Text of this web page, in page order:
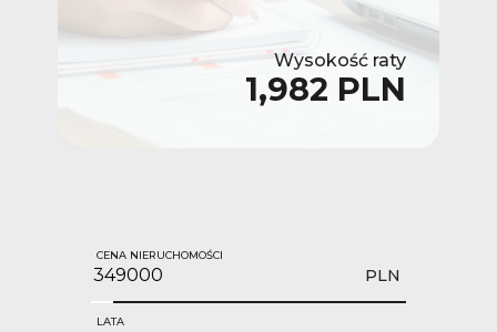
Wysokość raty
1,982 PLN
CENA NIERUCHOMOŚCI
PLN
LATA